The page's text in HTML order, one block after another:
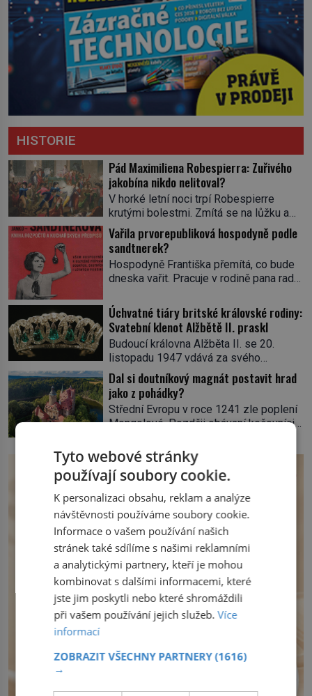
HISTORIE
Pád Maximiliena Robespierra: Zuřivého
jakobína nikdo nelitoval?
V horké letní noci trpí Robespierre
krutými bolestmi. Zmítá se na lůžku a
hlavou mu víří kolotoč myšlenek. Když
se probere z mdlob, vzpomene si na
jednu z pařížských jasnovidek, kterou
před lety navštívil. Prorokovala mu
tragický osud. Tehdy se jí vysmál.
prohlásil o něm jiný významný
francouzský revolucionář, Honoré de
Mirabeau […]
Vařila prvorepubliková hospodyně podle
sandtnerek?
Hospodyně Františka přemítá, co bude
dneska vařit. Pracuje v rodině pana rady
rychle v jedné ze „sandtnerek“.
„Zaplaťpánbůh, že už nemusíme chodit
s lístky,“ povzdechne si směrem ke
služce, kterou má v kuchyni k ruce.
Ještě v prvních letech nové republiky
fungoval kvůli nedostatku zboží
přídělový systém. […]
Úchvatné tiáry britské královské rodiny:
Svatební klenot Alžbětě II. praskl
Budoucí královna Alžběta II. se 20.
listopadu 1947 vdává za svého
vyvoleného Filipa Mountbattena. Aby
měla na obřad ve Westminsteru podle
tradice „něco vypůjčeného“, její matka jí
věnuje jedinečný šperk ze své
soukromé kolekce – diamantovou tiáru
tiára,“ zhodnotil klenot britský politik Sir
Henry Channon (1897–1958), když si […]
Dal si doutníkový magnát postavit hrad
jako z pohádky?
Střední Evropu v roce 1241 zle poplení
Mongolové. Později obávaní kočovníci
jejich návratem. Václav I. proto začne
jednat. Na další případné řádění barbarů
z východu se chce pečlivě připravit!
Český král Václav I. (1205–1253) přijme
opatření, která mají posílit obranu jeho
království. Zajistit hodlá především
severní hranici. Na […]
Tyto webové stránky
používají soubory cookie.
K personalizaci obsahu, reklam a analýze
návštěvnosti používáme soubory cookie.
Informace o vašem používání našich
stránek také sdílíme s našimi reklamními
a analytickými partnery, kteří je mohou
kombinovat s dalšími informacemi, které
jste jim poskytli nebo které shromáždili
při vašem používání jejich služeb.Více
informací
ZOBRAZIT VŠECHNY PARTNERY(1616)
→